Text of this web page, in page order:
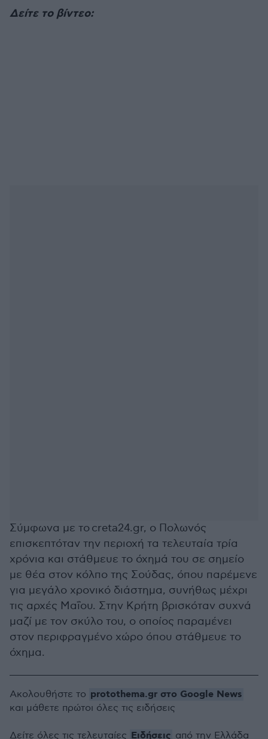
Δείτε το βίντεο:
Σύμφωνα με το creta24.gr, ο Πολωνός
επισκεπτόταν την περιοχή τα τελευταία τρία
χρόνια και στάθμευε το όχημά του σε σημείο
με θέα στον κόλπο της Σούδας, όπου παρέμενε
για μεγάλο χρονικό διάστημα, συνήθως μέχρι
τις αρχές Μαΐου. Στην Κρήτη βρισκόταν συχνά
μαζί με τον σκύλο του, ο οποίος παραμένει
στον περιφραγμένο χώρο όπου στάθμευε το
όχημα.
Ακολουθήστε το protothema.gr στο Google News
και μάθετε πρώτοι όλες τις ειδήσεις
Δείτε όλες τις τελευταίες Ειδήσεις από την Ελλάδα